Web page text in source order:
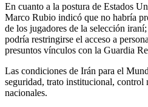
En cuanto a la postura de Estados
Marco Rubio indicó que no habría
de los jugadores de la selección
podría restringirse el acceso a
presuntos vínculos con la Guardia
Las condiciones de Irán para el
seguridad, trato institucional, control
nacionales.